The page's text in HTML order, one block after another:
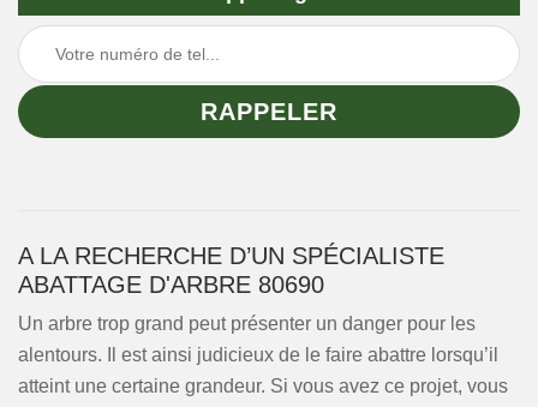
A LA RECHERCHE D’UN SPÉCIALISTE
ABATTAGE D'ARBRE 80690
Un arbre trop grand peut présenter un danger pour les
alentours. Il est ainsi judicieux de le faire abattre lorsqu’il
atteint une certaine grandeur. Si vous avez ce projet, vous